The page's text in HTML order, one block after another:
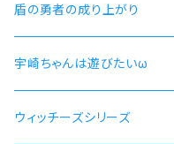
盾の勇者の成り上がり
尚文
ラフタリア
宇崎ちゃんは遊びたいω
宇崎ちゃんモデル
ウィッチーズシリーズ